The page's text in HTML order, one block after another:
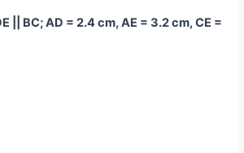
|| BC; AD = 2.4 cm, AE = 3.2 cm, CE =